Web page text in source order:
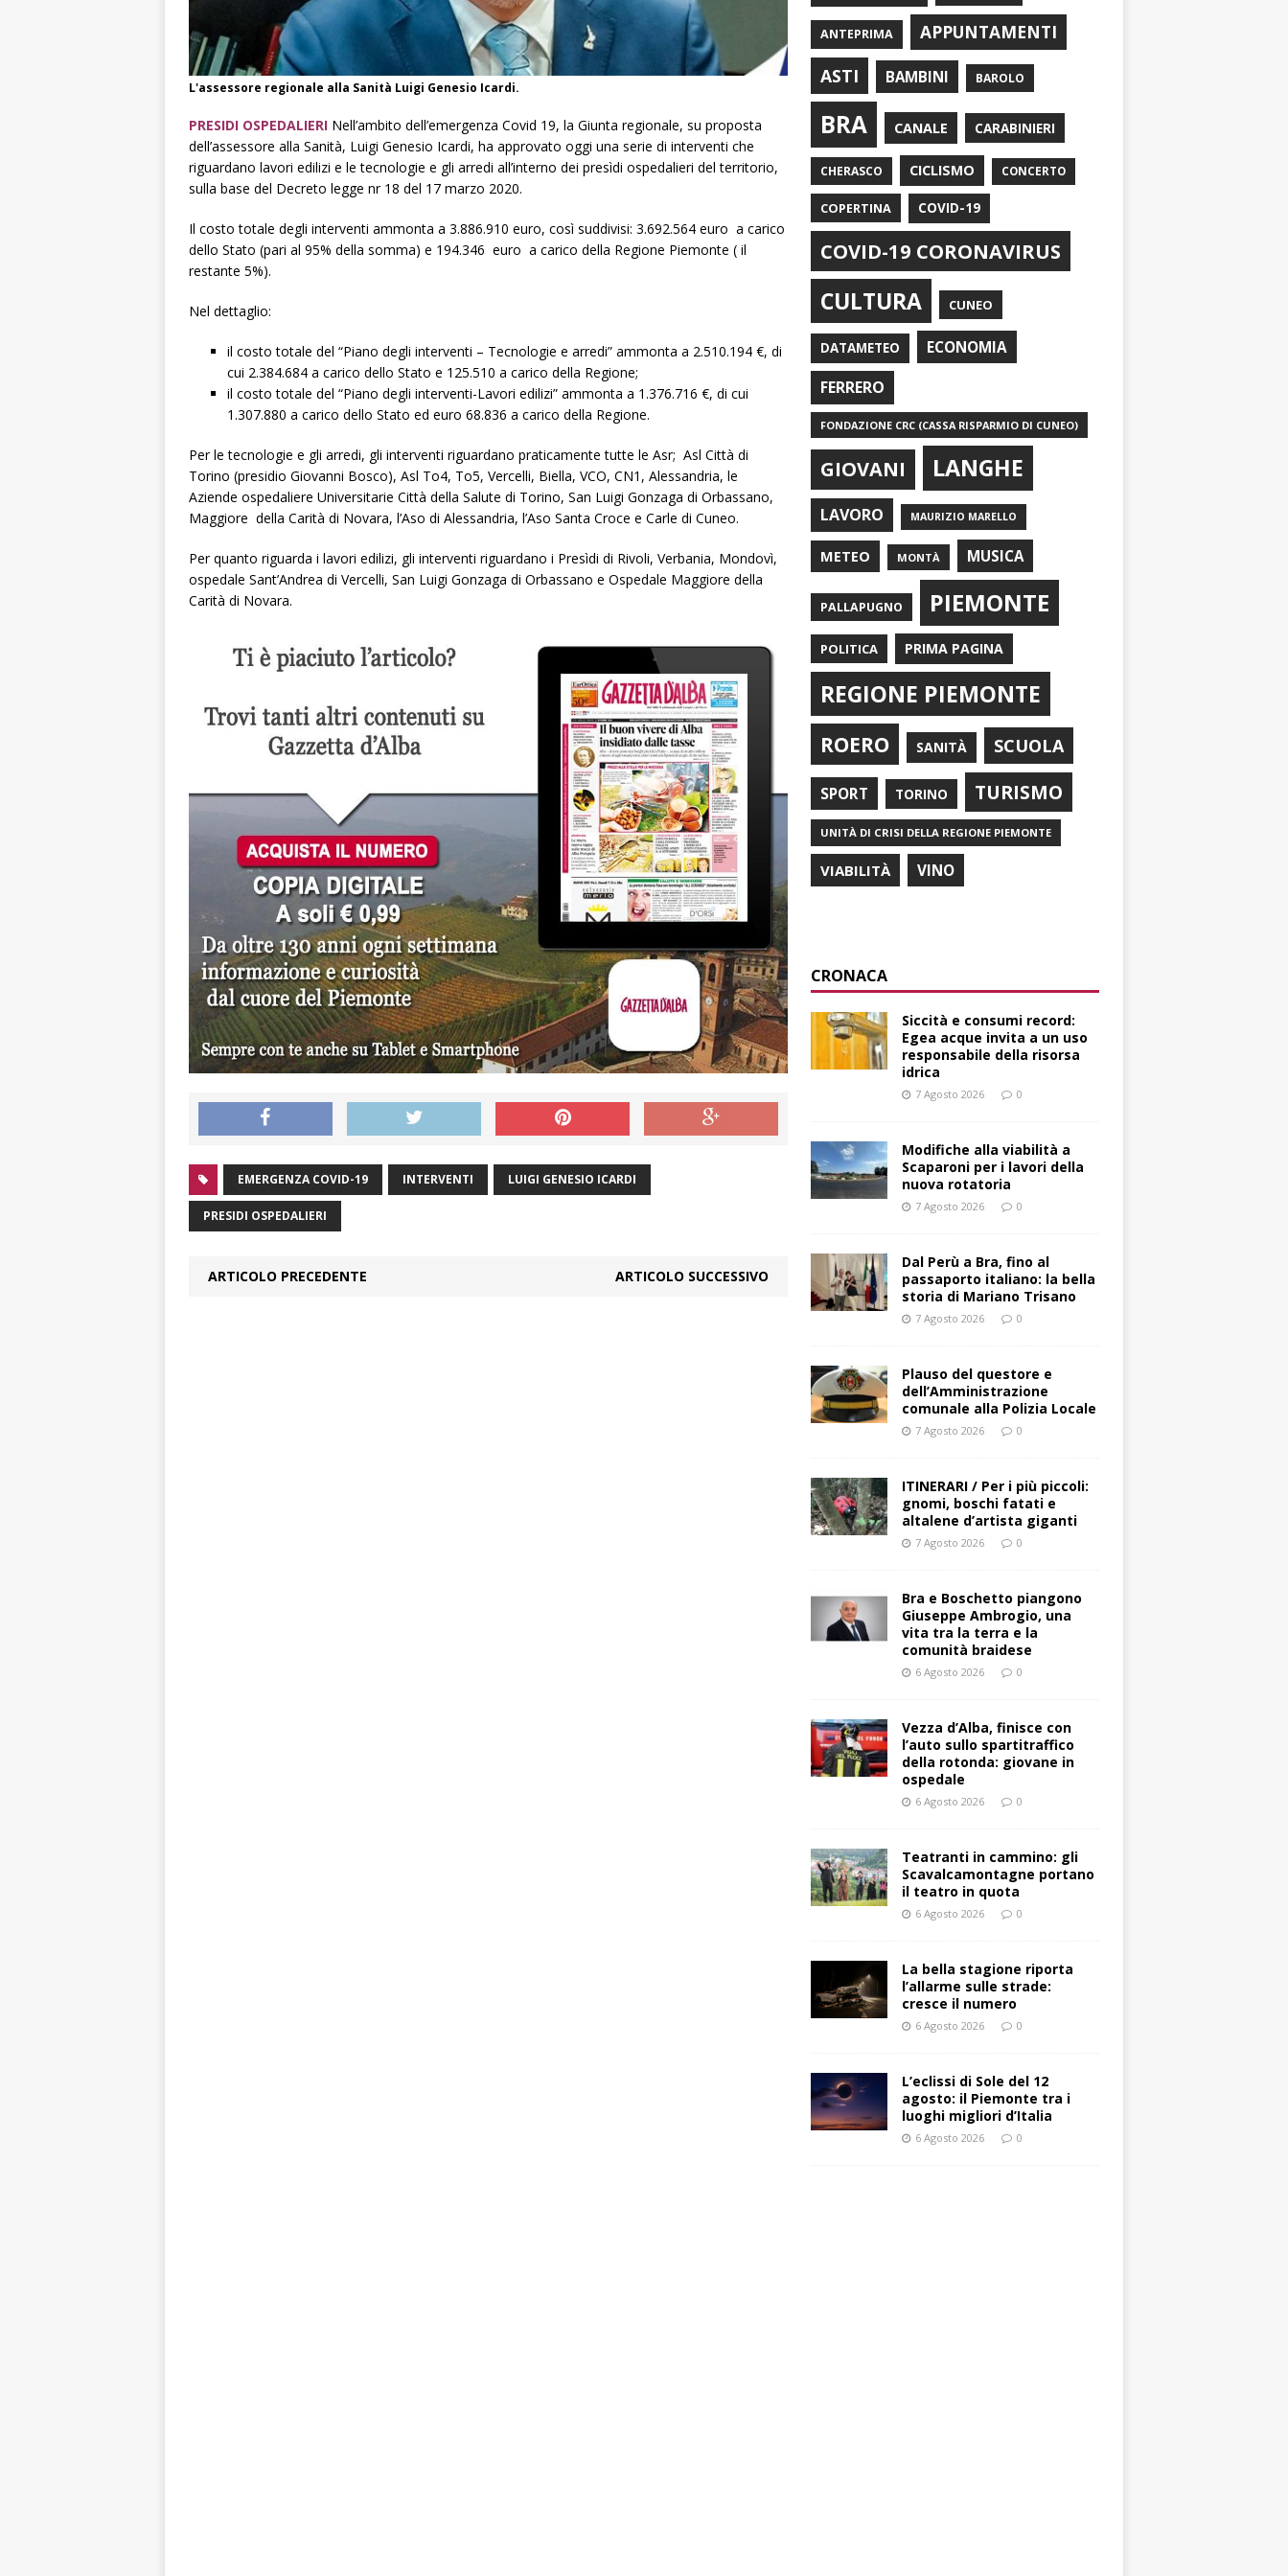
L'assessore regionale alla Sanità Luigi Genesio Icardi.
PRESIDI OSPEDALIERI Nell’ambito dell’emergenza Covid 19, la Giunta regionale, su proposta
dell’assessore alla Sanità, Luigi Genesio Icardi, ha approvato oggi una serie di interventi che
riguardano lavori edilizi e le tecnologie e gli arredi all’interno dei presìdi ospedalieri del territorio,
sulla base del Decreto legge nr 18 del 17 marzo 2020.
Il costo totale degli interventi ammonta a 3.886.910 euro, così suddivisi: 3.692.564 euro a carico
dello Stato (pari al 95% della somma) e 194.346 euro a carico della Regione Piemonte ( il
restante 5%).
Nel dettaglio:
il costo totale del “Piano degli interventi – Tecnologie e arredi” ammonta a 2.510.194 €, di
cui 2.384.684 a carico dello Stato e 125.510 a carico della Regione;
il costo totale del “Piano degli interventi-Lavori edilizi” ammonta a 1.376.716 €, di cui
1.307.880 a carico dello Stato ed euro 68.836 a carico della Regione.
Per le tecnologie e gli arredi, gli interventi riguardano praticamente tutte le Asr; Asl Città di
Torino (presidio Giovanni Bosco), Asl To4, To5, Vercelli, Biella, VCO, CN1, Alessandria, le
Aziende ospedaliere Universitarie Città della Salute di Torino, San Luigi Gonzaga di Orbassano,
Maggiore della Carità di Novara, l’Aso di Alessandria, l’Aso Santa Croce e Carle di Cuneo.
Per quanto riguarda i lavori edilizi, gli interventi riguardano i Presìdi di Rivoli, Verbania, Mondovì,
ospedale Sant’Andrea di Vercelli, San Luigi Gonzaga di Orbassano e Ospedale Maggiore della
Carità di Novara.
EMERGENZA COVID-19 INTERVENTI LUIGI GENESIO ICARDI
PRESIDI OSPEDALIERI
ARTICOLO PRECEDENTE ARTICOLO SUCCESSIVO
ANTEPRIMA
APPUNTAMENTI
ASTI
BAMBINI BAROLO
BRA CANALE CARABINIERI
CHERASCO CICLISMO CONCERTO
COPERTINA COVID-19
COVID-19 CORONAVIRUS
CULTURA CUNEO
DATAMETEO ECONOMIA
FERRERO
FONDAZIONE CRC (CASSA RISPARMIO DI CUNEO)
GIOVANI LANGHE
LAVORO MAURIZIO MARELLO
METEO MONTÀ MUSICA
PALLAPUGNO PIEMONTE
POLITICA PRIMA PAGINA
REGIONE PIEMONTE
ROERO SANITÀ SCUOLA
SPORT TORINO TURISMO
UNITÀ DI CRISI DELLA REGIONE PIEMONTE
VIABILITÀ VINO
CRONACA
Siccità e consumi record:
Egea acque invita a un uso
responsabile della risorsa
idrica
7 Agosto 2026 0
Modifiche alla viabilità a
Scaparoni per i lavori della
nuova rotatoria
7 Agosto 2026 0
​Dal Perù a Bra, fino al
passaporto italiano: la bella
storia di Mariano Trisano
7 Agosto 2026 0
Plauso del questore e
dell’Amministrazione
comunale alla Polizia Locale
7 Agosto 2026 0
ITINERARI / Per i più piccoli:
gnomi, boschi fatati e
altalene d’artista giganti
7 Agosto 2026 0
Bra e Boschetto piangono
Giuseppe Ambrogio, una
vita tra la terra e la
comunità braidese
6 Agosto 2026 0
Vezza d’Alba, finisce con
l’auto sullo spartitraffico
della rotonda: giovane in
ospedale
6 Agosto 2026 0
Teatranti in cammino: gli
Scavalcamontagne portano
il teatro in quota
6 Agosto 2026 0
La bella stagione riporta
l’allarme sulle strade:
cresce il numero
6 Agosto 2026 0
L’eclissi di Sole del 12
agosto: il Piemonte tra i
luoghi migliori d’Italia
6 Agosto 2026 0